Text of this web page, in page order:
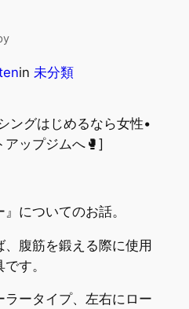
in 未分類
ングはじめるなら女性•
アップジムへ🥊]
についてのお話。
腹筋を鍛える際に使用
す。
ータイプ、左右にロー